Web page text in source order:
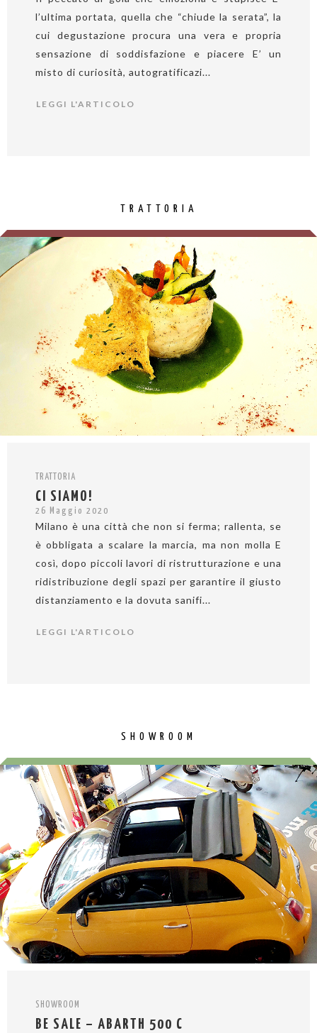
l’ultima portata, quella che “chiude la serata”, la
cui degustazione procura una vera e propria
sensazione di soddisfazione e piacere E’ un
misto di curiosità, autogratificazi...
LEGGI L'ARTICOLO
TRATTORIA
TRATTORIA
CI SIAMO!
26 Maggio 2020
Milano è una città che non si ferma; rallenta, se
è obbligata a scalare la marcia, ma non molla E
così, dopo piccoli lavori di ristrutturazione e una
ridistribuzione degli spazi per garantire il giusto
distanziamento e la dovuta sanifi...
LEGGI L'ARTICOLO
SHOWROOM
SHOWROOM
BE SALE – ABARTH 500 C